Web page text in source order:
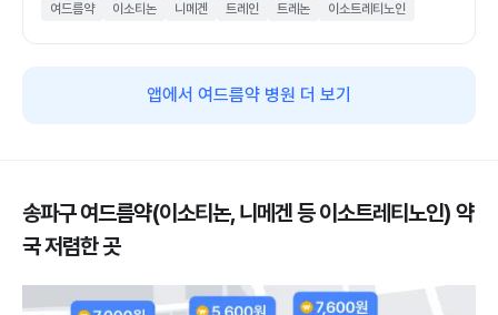
여드름약 이소티논 니메겐 트레인 트레논 이소트레티노인
앱에서 여드름약 병원 더 보기
송파구 여드름약(이소티논, 니메겐 등 이소트레티노인) 약
국 저렴한 곳